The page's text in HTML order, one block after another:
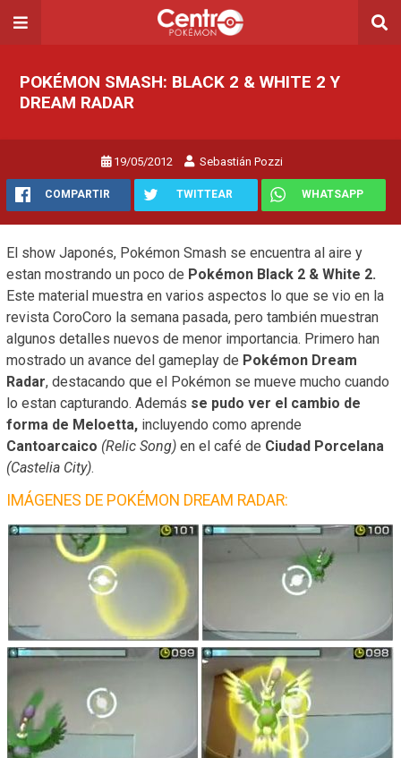
POKÉMON SMASH: BLACK 2 & WHITE 2 Y
DREAM RADAR
19/05/2012 Sebastián Pozzi
COMPARTIR TWITTEAR WHATSAPP
El show Japonés, Pokémon Smash se encuentra al aire y
estan mostrando un poco de Pokémon Black 2 & White 2.
Este material muestra en varios aspectos lo que se vio en la
revista CoroCoro la semana pasada, pero también muestran
algunos detalles nuevos de menor importancia. Primero han
mostrado un avance del gameplay de Pokémon Dream
Radar, destacando que el Pokémon se mueve mucho cuando
lo estan capturando. Además se pudo ver el cambio de
forma de Meloetta, incluyendo como aprende
Cantoarcaico (Relic Song) en el café de Ciudad Porcelana
(Castelia City).
IMÁGENES DE POKÉMON DREAM RADAR: